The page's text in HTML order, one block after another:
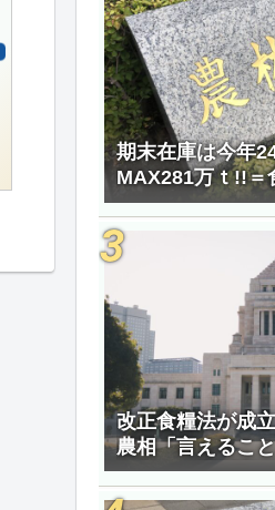
期末在庫は今年
MAX281万ｔ!!＝
改正食糧法が成
農相「言えるこ
ある」／過剰米
32万ｔ